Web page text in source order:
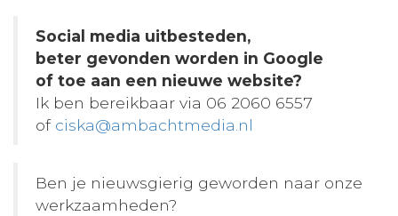
Social media uitbesteden,
beter gevonden worden in Google
of toe aan een nieuwe website?
Ik ben bereikbaar via 06 2060 6557
of ciska@ambachtmedia.nl
Ben je nieuwsgierig geworden naar onze
werkzaamheden?